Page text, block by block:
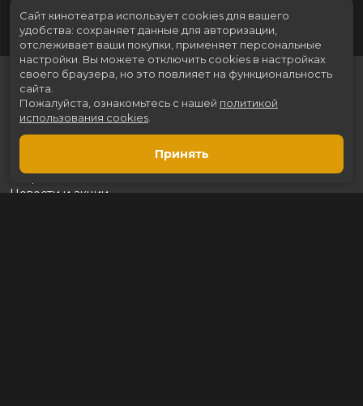
Скоро в кино
Новости и акции
Сайт кинотеатра использует cookies для вашего
удобства: сохраняет данные для авторизации,
отслеживает ваши покупки, применяет персональные
настройки. Вы можете отключить cookies в настройках
своего браузера, но это повлияет на функциональность
сайта.
Пожалуйста, ознакомьтесь с нашей политикой
использования cookies
Принять